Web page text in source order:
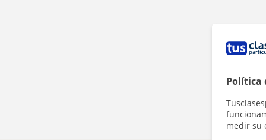
Política
medir su